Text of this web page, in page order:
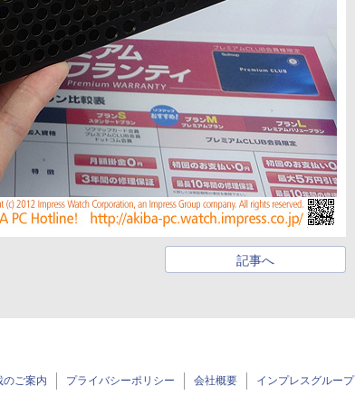
記事へ
のご案内 プライバシーポリシー 会社概要 インプレスグループ